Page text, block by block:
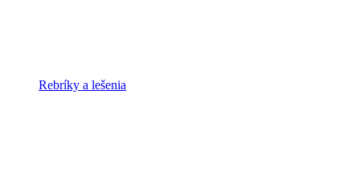
Rebríky a lešenia